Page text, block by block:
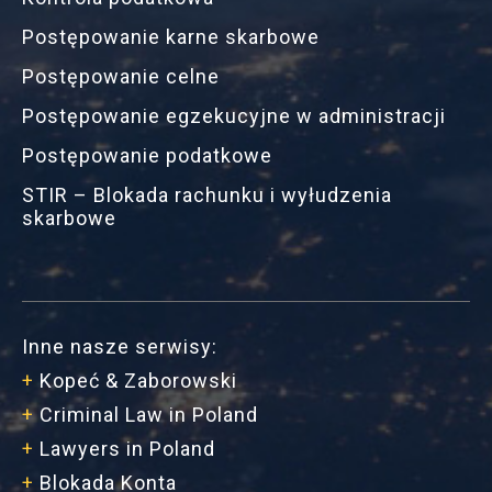
Postępowanie karne skarbowe
Postępowanie celne
Postępowanie egzekucyjne w administracji
Postępowanie podatkowe
STIR – Blokada rachunku i wyłudzenia
skarbowe
Inne nasze serwisy:
+ Kopeć & Zaborowski
+Criminal Law in Poland
+ Lawyers in Poland
+ Blokada Konta